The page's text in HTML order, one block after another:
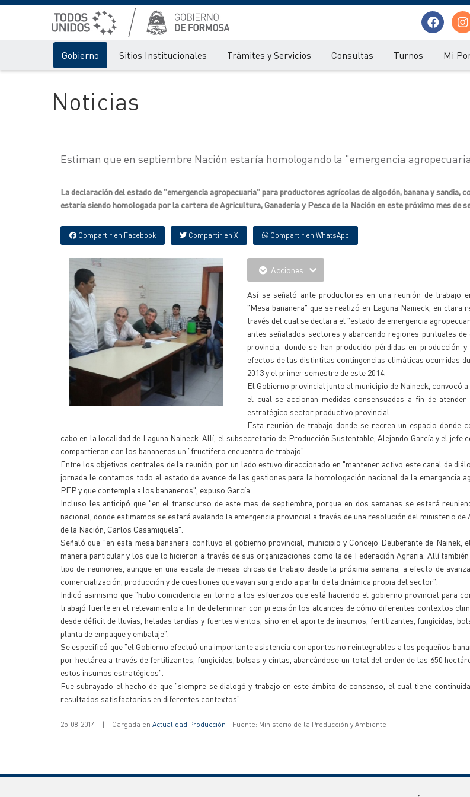
Gobierno Sitios Institucionales Trámites y Servicios Consultas Turnos Mi
Noticias
Estiman que en septiembre Nación estaría homologando la "emergencia
La declaración del estado de "emergencia agropecuaria" para productores agrícolas de algodón, banana y sandia,
estaría siendo homologada por la cartera de Agricultura, Ganadería y Pesca de la Nación en este próximo mes de
Compartir en Facebook Compartir en X Compartir en WhatsApp
Acciones
Así se señaló ante productores en una reunión de trabajo
"Mesa bananera" que se realizó en Laguna Naineck, en clara
través del cual se declara el "estado de emergencia
antes señalados sectores y abarcando regiones puntuales
provincia, donde se han producido pérdidas en producción
efectos de las distintitas contingencias climáticas ocurridas
2013 y el primer semestre de este 2014.
El Gobierno provincial junto al municipio de Naineck, convocó
el cual se accionan medidas consensuadas a fin de
estratégico sector productivo provincial.
Esta reunión de trabajo donde se recrea un espacio donde
cabo en la localidad de Laguna Naineck. Allí, el subsecretario de Producción Sustentable, Alejando García y el jefe
compartieron con los bananeros un "fructífero encuentro de trabajo".
Entre los objetivos centrales de la reunión, por un lado estuvo direccionado en "mantener activo este canal de
jornada le contamos todo el estado de avance de las gestiones para la homologación nacional de la emergencia
PEP y que contempla a los bananeros", expuso García.
Incluso les anticipó que "en el transcurso de este mes de septiembre, porque en dos semanas se estará
nacional, donde estimamos se estará avalando la emergencia provincial a través de una resolución del ministerio de
de la Nación, Carlos Casamiquela".
Señaló que "en esta mesa bananera confluyo el gobierno provincial, municipio y Concejo Deliberante de Nainek,
manera particular y los que lo hicieron a través de sus organizaciones como la de Federación Agraria. Allí
tipo de reuniones, aunque en una escala de mesas chicas de trabajo desde la próxima semana, a efecto de
comercialización, producción y de cuestiones que vayan surgiendo a partir de la dinámica propia del sector".
Indicó asimismo que "hubo coincidencia en torno a los esfuerzos que está haciendo el gobierno provincial para
trabajó fuerte en el relevamiento a fin de determinar con precisión los alcances de cómo diferentes contextos
desde déficit de lluvias, heladas tardías y fuertes vientos, sino en el aporte de insumos, fertilizantes, fungicidas,
planta de empaque y embalaje".
Se especificó que "el Gobierno efectuó una importante asistencia con aportes no reintegrables a los pequeños
por hectárea a través de fertilizantes, fungicidas, bolsas y cintas, abarcándose un total del orden de las 650
estos insumos estratégicos".
Fue subrayado el hecho de que "siempre se dialogó y trabajo en este ámbito de consenso, el cual tiene
resultados satisfactorios en diferentes contextos".
25-08-2014 | Cargada en Actualidad Producción - Fuente: Ministerio de la Producción y Ambiente